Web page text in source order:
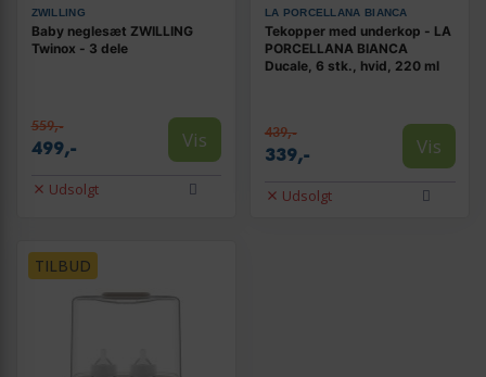
ZWILLING
Baby neglesæt ZWILLING
Twinox - 3 dele
559,-
499,- Vis
Udsolgt
LA PORCELLANA BIANCA
Tekopper med underkop - LA
PORCELLANA BIANCA
Ducale, 6 stk., hvid, 220 ml
439,-
339,- Vis
Udsolgt
TILBUD